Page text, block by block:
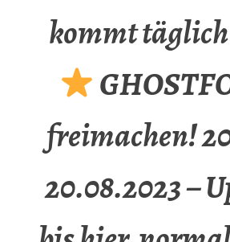
kommt
freimachen!
20.08.2023 –